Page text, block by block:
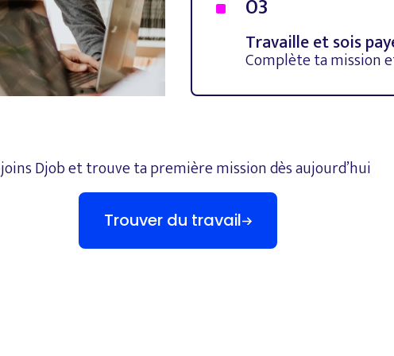
^
Travaille et sois
Complète ta mission
Djobettrouvetapremièremissiondèsaujourd’hui
Trouver du travail